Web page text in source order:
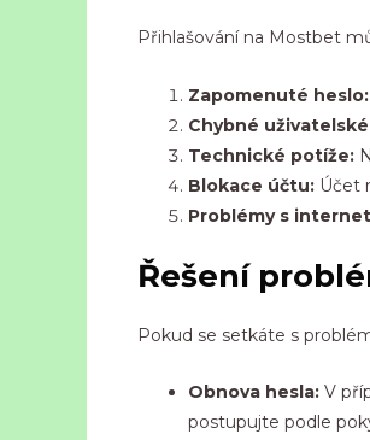
Přihlašování na Mostbet
Zapomenuté heslo:
Chybné
Technické potíže:
Blokace účtu: Účet
Problémy s
Řešení
Pokud se setkáte s
Obnova hesla: V
postupujte podle